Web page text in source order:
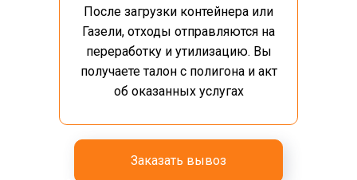
После загрузки контейнера или
Газели, отходы отправляются на
переработку и утилизацию. Вы
получаете талон с полигона и акт
об оказанных услугах
Заказать вывоз